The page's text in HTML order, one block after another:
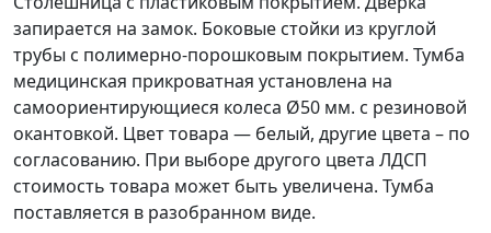
запирается на замок. Боковые стойки из круглой
трубы с полимерно-порошковым покрытием. Тумба
медицинская прикроватная установлена на
самоориентирующиеся колеса Ø50 мм. с резиновой
окантовкой. Цвет товара — белый, другие цвета – по
согласованию. При выборе другого цвета ЛДСП
стоимость товара может быть увеличена. Тумба
поставляется в разобранном виде.